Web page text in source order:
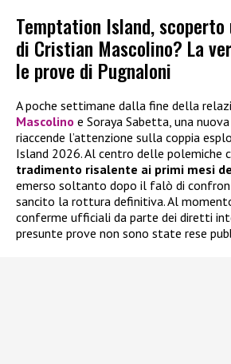
Temptation Island,
di Cristian Mascolino? La
le prove di Pugnaloni
A poche settimane dalla fine della
Mascolino e Soraya Sabetta, una
riaccende l’attenzione sulla coppia
Island 2026. Al centro delle polemiche
tradimento risalente ai primi mesi
emerso soltanto dopo il falò di
sancito la rottura definitiva. Al
conferme ufficiali da parte dei diretti
presunte prove non sono state rese